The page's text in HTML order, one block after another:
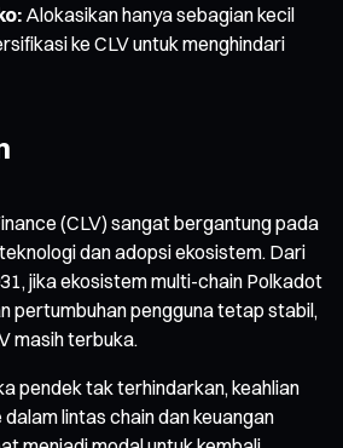
Alokasikan hanya sebagian kecil
ke CLV untuk menghindari
(CLV) sangat bergantung pada
dan adopsi ekosistem. Dari
jika ekosistem multi-chain Polkadot
pertumbuhan pengguna tetap stabil,
masih terbuka.
pendek tak terhindarkan, keahlian
lintas chain dan keuangan